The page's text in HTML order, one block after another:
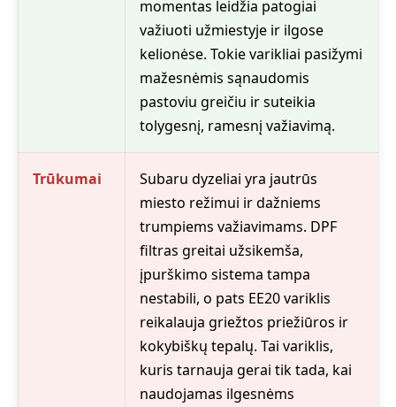
momentas leidžia patogiai
važiuoti užmiestyje ir ilgose
kelionėse. Tokie varikliai pasižymi
mažesnėmis sąnaudomis
pastoviu greičiu ir suteikia
tolygesnį, ramesnį važiavimą.
Trūkumai
Subaru dyzeliai yra jautrūs
miesto režimui ir dažniems
trumpiems važiavimams. DPF
filtras greitai užsikemša,
įpurškimo sistema tampa
nestabili, o pats EE20 variklis
reikalauja griežtos priežiūros ir
kokybiškų tepalų. Tai variklis,
kuris tarnauja gerai tik tada, kai
naudojamas ilgesnėms